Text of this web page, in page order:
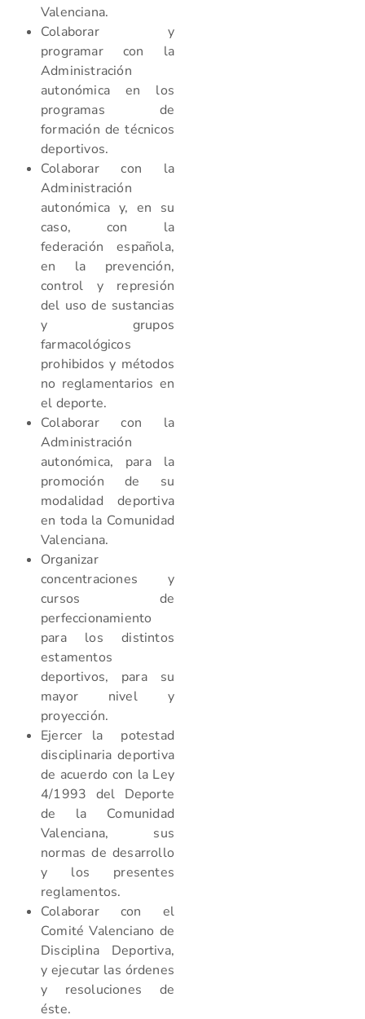
Valenciana.
Colaborar y
programar con la
Administración
autonómica en los
programas de
formación de técnicos
deportivos.
Colaborar con la
Administración
autonómica y, en su
caso, con la
federación española,
en la prevención,
control y represión
del uso de sustancias
y grupos
farmacológicos
prohibidos y métodos
no reglamentarios en
el deporte.
Colaborar con la
Administración
autonómica, para la
promoción de su
modalidad deportiva
en toda la Comunidad
Valenciana.
Organizar
concentraciones y
cursos de
perfeccionamiento
para los distintos
estamentos
deportivos, para su
mayor nivel y
proyección.
Ejercer la potestad
disciplinaria deportiva
de acuerdo con la Ley
4/1993 del Deporte
de la Comunidad
Valenciana, sus
normas de desarrollo
y los presentes
reglamentos.
Colaborar con el
Comité Valenciano de
Disciplina Deportiva,
y ejecutar las órdenes
y resoluciones de
éste.